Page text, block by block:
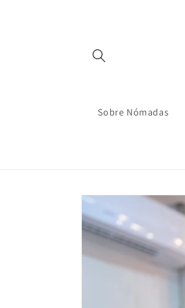
Sobre Nómadas
directamente
información
del producto